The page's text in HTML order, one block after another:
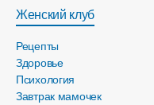
Женский клуб
Рецепты
Здоровье
Психология
Завтрак мамочек